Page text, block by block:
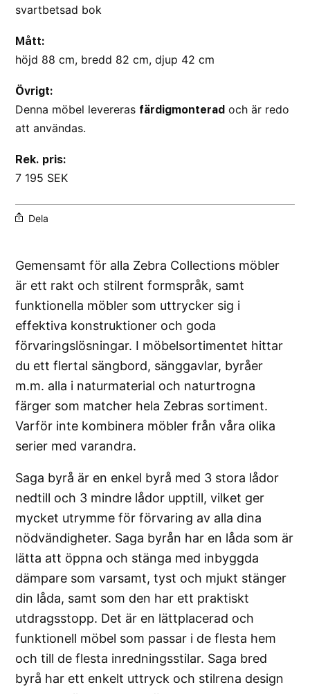
svartbetsad bok
Mått:
höjd 88 cm, bredd 82 cm, djup 42 cm
Övrigt:
Denna möbel levereras färdigmonterad och är redo
att användas.
Rek. pris:
7 195 SEK
Dela
Gemensamt för alla Zebra Collections möbler
är ett rakt och stilrent formspråk, samt
funktionella möbler som uttrycker sig i
effektiva konstruktioner och goda
förvaringslösningar. I möbelsortimentet hittar
du ett flertal sängbord, sänggavlar, byråer
m.m. alla i naturmaterial och naturtrogna
färger som matcher hela Zebras sortiment.
Varför inte kombinera möbler från våra olika
serier med varandra.
Saga byrå är en enkel byrå med 3 stora lådor
nedtill och 3 mindre lådor upptill, vilket ger
mycket utrymme för förvaring av alla dina
nödvändigheter. Saga byrån har en låda som är
lätta att öppna och stänga med inbyggda
dämpare som varsamt, tyst och mjukt stänger
din låda, samt som den har ett praktiskt
utdragsstopp. Det är en lättplacerad och
funktionell möbel som passar i de flesta hem
och till de flesta inredningsstilar. Saga bred
byrå har ett enkelt uttryck och stilrena design